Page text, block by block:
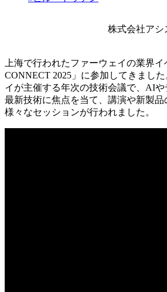
株式会社ア
上海で行われたファーウェイの業界
CONNECT 2025」に参加してきまし
イが主催する年次の技術会議で、AI
最新技術に焦点を当て、講演や新製
様々なセッションが行われました。